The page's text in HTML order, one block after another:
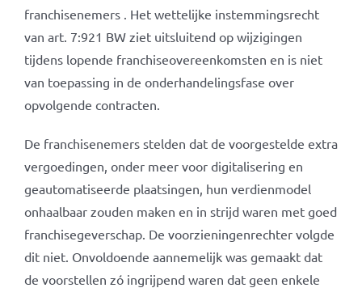
franchisenemers . Het wettelijke instemmingsrecht
van art. 7:921 BW ziet uitsluitend op wijzigingen
tijdens lopende franchiseovereenkomsten en is niet
van toepassing in de onderhandelingsfase over
opvolgende contracten.
De franchisenemers stelden dat de voorgestelde extra
vergoedingen, onder meer voor digitalisering en
geautomatiseerde plaatsingen, hun verdienmodel
onhaalbaar zouden maken en in strijd waren met goed
franchisegeverschap. De voorzieningenrechter volgde
dit niet. Onvoldoende aannemelijk was gemaakt dat
de voorstellen zó ingrijpend waren dat geen enkele